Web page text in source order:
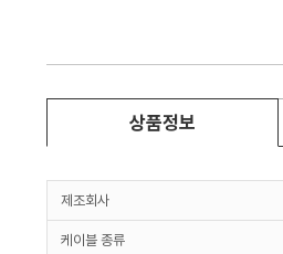
상품정보
제조회사
케이블 종류